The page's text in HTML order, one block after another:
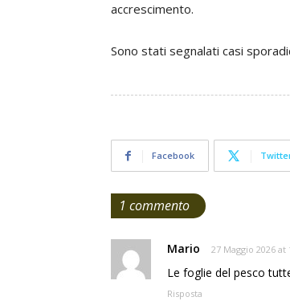
accrescimento.
Sono stati segnalati casi
Facebook
1 commento
Mario 27 Maggio 2026 at
Le foglie del pesco
Risposta